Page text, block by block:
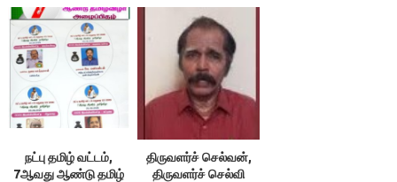
174 ; நூலரங்கம்
நட்பு தமிழ் வட்டம்,
7ஆவது ஆண்டு தமிழ்
திருவளர்ச் செல்வன்,
திருவளர்ச் செல்வி